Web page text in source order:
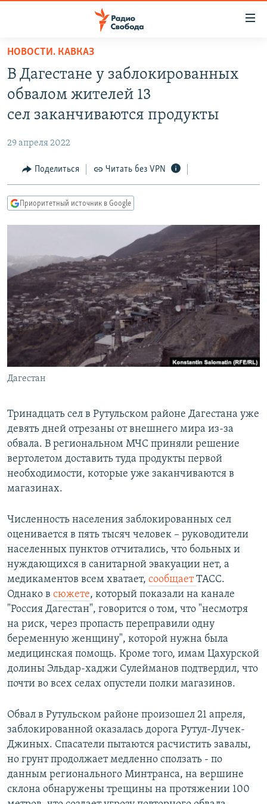
упрощенного
доступа
Вернуться
основному
Вернутся
Вернутся
ПОДКАСТЫ
МНЕНИЯ
КУЛЬТУРА
КАВКАЗ.РЕАЛИИ
СИБИРЬ.РЕАЛИИ
РАСПИСАНИЕ ВЕЩАНИЯ
ПОДПИШИТЕСЬ НА РАССЫЛКУ
СОЦИАЛЬНЫЕ СЕТИ
Все сайты РСЕ/РС
НОВОСТИ. КАВКАЗ
В Дагестане у заблокированных
обвалом жителей 13
сел заканчиваются продукты
29 апреля 2022
Поделиться Читать без VPN
Приоритетный источник в Google
Дагестан
Тринадцать сел в Рутульском районе Дагестана уже
девять дней отрезаны от внешнего мира из-за
обвала. В региональном МЧС приняли решение
вертолетом доставить туда продукты первой
необходимости, которые уже заканчиваются в
магазинах.
Численность населения заблокированных сел
оценивается в пять тысяч человек – руководители
населенных пунктов отчитались, что больных и
нуждающихся в санитарной эвакуации нет, а
медикаментов всем хватает, сообщаетТАСС.
Однако в сюжете, который показали на канале
"Россия Дагестан", говорится о том, что "несмотря
на риск, через пропасть переправили одну
беременную женщину", которой нужна была
медицинская помощь. Кроме того, имам Цахурской
долины Эльдар-хаджи Сулейманов подтвердил, что
почти во всех селах опустели полки магазинов.
Обвал в Рутульском районе произошел 21 апреля,
заблокированной оказалась дорога Рутул-Лучек-
Джиных. Спасатели пытаются расчистить завалы,
но грунт продолжает медленно сползать - по
данным регионального Минтранса, на вершине
склона обнаружены трещины на протяжении 100